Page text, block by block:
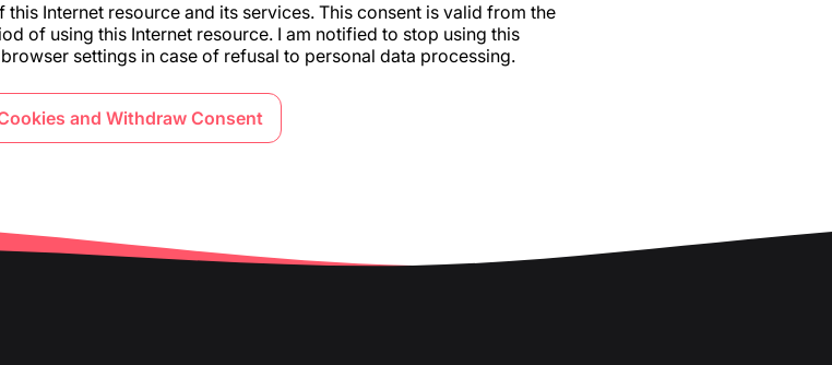
Internet resource and its services. This consent is valid from the
of using this Internet resource. I am notified to stop using this
settings in case of refusal to personal data processing.
and Withdraw Consent